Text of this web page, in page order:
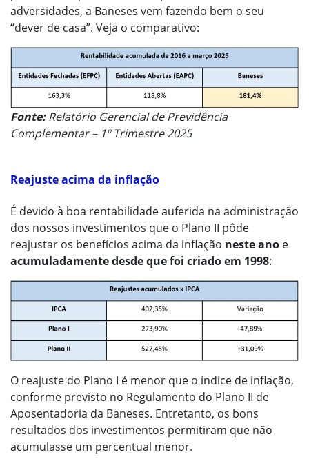
adversidades, a Baneses vem fazendo bem o seu
“dever de casa”. Veja o comparativo:
Fonte:Relatório Gerencial de Previdência
Complementar – 1º Trimestre 2025
Reajuste acima da inflação
É devido à boa rentabilidade auferida na administração
dos nossos investimentos que o Plano II pôde
reajustar os benefícios acima da inflação neste ano e
acumuladamente desde que foi criado em 1998:
O reajuste do Plano I é menor que o índice de inflação,
conforme previsto no Regulamento do Plano II de
Aposentadoria da Baneses. Entretanto, os bons
resultados dos investimentos permitiram que não
acumulasse um percentual menor.